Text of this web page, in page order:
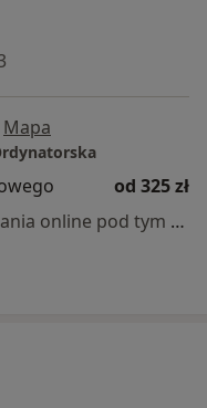
Mapa
od 325 zł
Specjalista nie oferuje umawiania online pod tym adresem.